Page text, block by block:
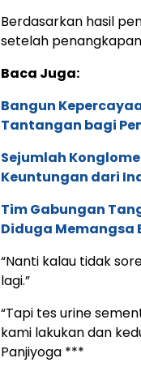
Berdasarkan hasil
setelah
Baca Juga:
Bangun
Tantangan bagi
Sejumlah
Keuntungan dari
Tim Gabungan
Diduga Memangsa
“Nanti kalau tidak
lagi.”
“Tapi tes urine
kami lakukan dan
Panjiyoga ***